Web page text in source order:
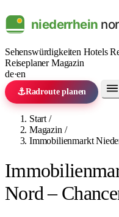
Sehenswürdigkeiten Hotels
ReiseplanerMagazin
de·en
⚓Radroute planen
Start /
Magazin /
Immobilienmarkt
Nord –